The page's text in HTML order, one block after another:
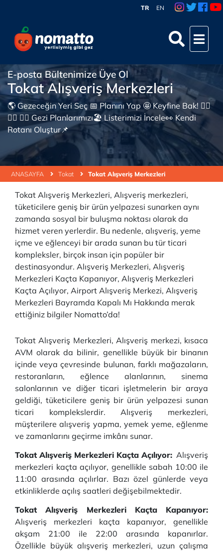
TR EN
ANASAYFA Tokat Tokat Alışveriş Merkezleri
E-posta Bültenimize Üye Ol
Tokat Alışveriş Merkezleri
🌎 Gezeceğin Yeri Seç 📅 Planını Yap 🤩 Keyfine Bak! 👇🏼
👇🏼 👇🏼 Gezi Planlarımızı🏖 Listerimizi İncele👀 Kendi
Rotanı Oluştur📌
Tokat Alışveriş Merkezleri, Alışveriş merkezleri,
tüketicilere geniş bir ürün yelpazesi sunarken aynı
zamanda sosyal bir buluşma noktası olarak da
hizmet veren yerlerdir. Bu nedenle, alışveriş, yeme
içme ve eğlenceyi bir arada sunan bu tür ticari
kompleksler, birçok insan için popüler bir
destinasyondur. Alışveriş Merkezleri, Alışveriş
Merkezleri Kaçta Kapanıyor, Alışveriş Merkezleri
Kaçta Açılıyor, Airport Alışveriş Merkezi, Alışveriş
Merkezleri Bayramda Kapalı Mı Hakkında merak
ettiğiniz bilgiler Nomatto’da!
Tokat Alışveriş Merkezleri, Alışveriş merkezi, kısaca
AVM olarak da bilinir, genellikle büyük bir binanın
içinde veya çevresinde bulunan, farklı mağazaların,
restoranların, eğlence alanlarının, sinema
salonlarının ve diğer ticari işletmelerin bir araya
geldiği, tüketicilere geniş bir ürün yelpazesi sunan
ticari komplekslerdir. Alışveriş merkezleri,
müşterilere alışveriş yapma, yemek yeme, eğlenme
ve zamanlarını geçirme imkânı sunar.
Tokat Alışveriş Merkezleri Kaçta Açılıyor: Alışveriş
merkezleri kaçta açılıyor, genellikle sabah 10:00 ile
11:00 arasında açılırlar. Bazı özel günlerde veya
etkinliklerde açılış saatleri değişebilmektedir.
Tokat Alışveriş Merkezleri Kaçta Kapanıyor:
Alışveriş merkezleri kaçta kapanıyor, genellikle
akşam 21:00 ile 22:00 arasında kapanırlar.
Özellikle büyük alışveriş merkezleri, uzun çalışma